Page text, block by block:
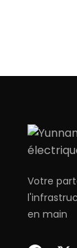
Votre
en main